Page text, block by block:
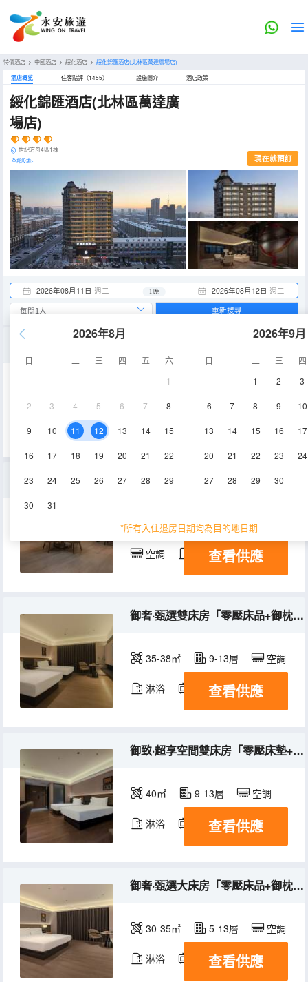
特價酒店 > 中國酒店 > 綏化酒店 > 綏化錦匯酒店(北林區萬達廣場店)
酒店概览 住客點評（1455） 設施簡介 酒店政策
綏化錦匯酒店(北林區萬達廣
場店)
世紀方舟4區1棟
全部設施> 現在就預訂
2026年08月11日 週二 2026年08月12日 週三
1 晚
2026年8月
日 一 二 三 四 五
六
1
2 3 4 5 6 7 8
9 10 11 12 13 14 15
16 17 18 19 20 21 22
23 24 25 26 27 28 29
30 31
2026年9月
日 一 二 三
四
1
2 3
6 7 8 9 10
13 14 15 16 17
20 21 22 23 24
27 28 29 30
*所有入住退房日期均為目的地日期
重新搜尋
40-45㎡ 空調
御樂套房
100-105㎡ 10,13層
空調 淋浴 電視機
查看供應
御奢·甄選雙床房「零壓床品+御枕+智能馬桶+智能客控」
35-38㎡ 9-13層 空調
淋浴 電視機
查看供應
御致·超享空間雙床房「零壓床墊+御枕+智能馬桶+大空間」
40㎡ 9-13層 空調
淋浴 電視機
查看供應
御奢·甄選大床房「零壓床品+御枕+智能馬桶+智能客控」
30-35㎡ 5-13層 空調
淋浴 電視機
查看供應